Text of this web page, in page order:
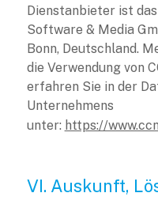
Dienstanbieter ist
Software & Media
Bonn, Deutschland.
die Verwendung von
erfahren Sie in der
Unternehmens
unter: https://
VI. Auskunft,